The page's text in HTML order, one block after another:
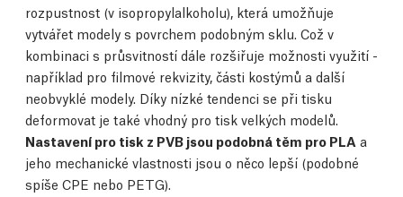
rozpustnost (v isopropylalkoholu), která umožňuje
vytvářet modely s povrchem podobným sklu. Což v
kombinaci s průsvitností dále rozšiřuje možnosti využití -
například pro filmové rekvizity, části kostýmů a další
neobvyklé modely. Díky nízké tendenci se při tisku
deformovat je také vhodný pro tisk velkých modelů.
Nastavení pro tisk z PVB jsou podobná těm pro PLA a
jeho mechanické vlastnosti jsou o něco lepší (podobné
spíše CPE nebo PETG).